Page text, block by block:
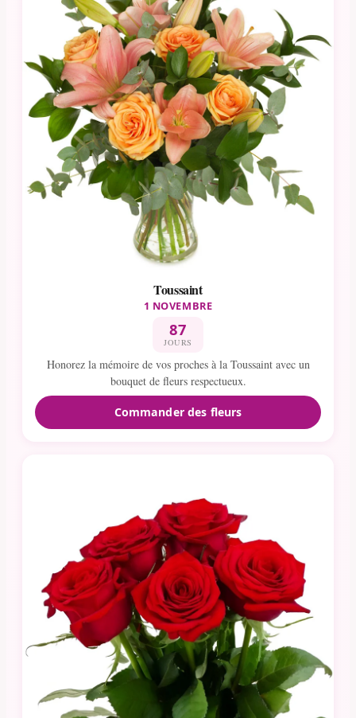
Toussaint
1 NOVEMBRE
87
JOURS
Honorez la mémoire de vos proches à la Toussaint avec un
bouquet de fleurs respectueux.
Commander des fleurs